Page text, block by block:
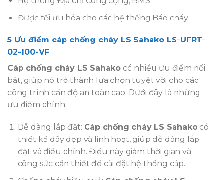
Được tối ưu hóa cho các hệ thống Báo cháy.
5 Ưu điểm cáp chống cháy LS Sahako LS-UFRT-
02-100-VF
Cáp chống cháy LS Sahako có nhiều ưu điểm nổi
bật, giúp nó trở thành lựa chọn tuyệt vời cho các
công trình cần độ an toàn cao. Dưới đây là những
ưu điểm chính:
Dễ dàng lắp đặt: Cáp chống cháy LS Sahakocó
thiết kế dây dẹp và linh hoạt, giúp dễ dàng lắp
đặt và điều chỉnh. Điều này giảm thời gian và
công sức cần thiết để cài đặt hệ thống cáp.